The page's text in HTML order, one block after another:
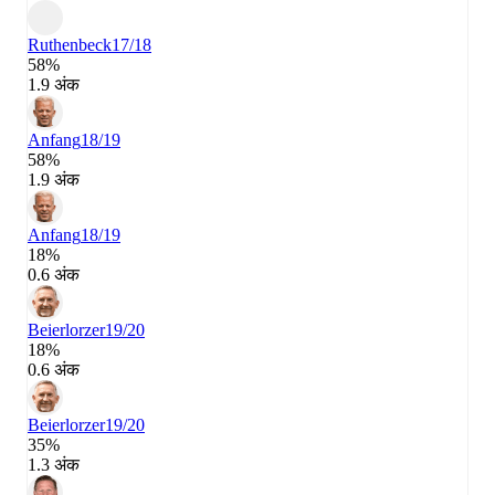
Ruthenbeck17/18
58%
1.9 अंक
Anfang18/19
58%
1.9 अंक
Anfang18/19
18%
0.6 अंक
Beierlorzer19/20
18%
0.6 अंक
Beierlorzer19/20
35%
1.3 अंक